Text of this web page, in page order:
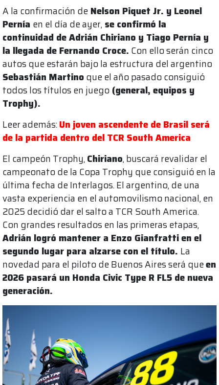
A la confirmación de Nelson Piquet Jr. y Leonel
Pernía en el día de ayer, se confirmó la
continuidad de Adrián Chiriano y Tiago Pernía y
la llegada de Fernando Croce. Con ello serán cinco
autos que estarán bajo la estructura del argentino
Sebastián Martino que el año pasado consiguió
todos los títulos en juego (general, equipos y
Trophy).
Leer además:Un joven ascendente de Brasil será
de la partida dentro del TCR South America
El campeón Trophy,Chiriano, buscará revalidar el
campeonato de la Copa Trophy que consiguió en la
última fecha de Interlagos. El argentino, de una
vasta experiencia en el automovilismo nacional, en
2025 decidió dar el salto a TCR South America.
Con grandes resultados en las primeras etapas,
Adrián logró mantener a Enzo Gianfratti en el
segundo lugar para alzarse con el título. La
novedad para el piloto de Buenos Aires será queen
2026 pasará un Honda Civic Type R FL5 de nueva
generación.